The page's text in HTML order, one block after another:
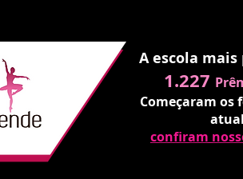
A escola
1.227
Começaram
confiram